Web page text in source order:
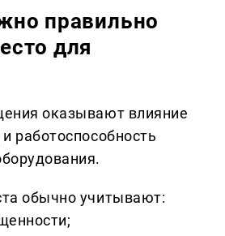
правильно
для
оказывают влияние
работоспособность
обычно учитывают: